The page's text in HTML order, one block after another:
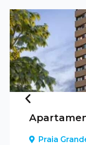
PreviousPraia